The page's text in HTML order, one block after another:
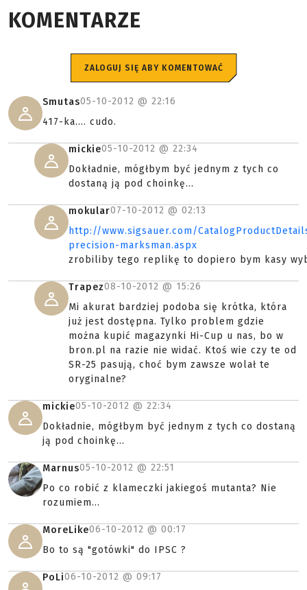
KOMENTARZE
ZALOGUJ SIĘ ABY KOMENTOWAĆ
Smutas05-10-2012 @ 22:16
417-ka.... cudo.
mickie05-10-2012 @ 22:34
Dokładnie, mógłbym być jednym z tych co
dostaną ją pod choinkę...
mokular07-10-2012 @ 02:13
http://www.sigsauer.com/
precision-marksman.aspx
zrobiliby tego replikę to dopiero bym kasy
Trapez08-10-2012 @ 15:26
Mi akurat bardziej podoba się krótka, która
już jest dostępna. Tylko problem gdzie
można kupić magazynki Hi-Cup u nas, bo w
bron.pl na razie nie widać. Ktoś wie czy te od
SR-25 pasują, choć bym zawsze wolał te
oryginalne?
mickie05-10-2012 @ 22:34
Dokładnie, mógłbym być jednym z tych co dostaną
ją pod choinkę...
Marnus05-10-2012 @ 22:51
Po co robić z klameczki jakiegoś mutanta? Nie
rozumiem...
MoreLike06-10-2012 @ 00:17
Bo to są "gotówki" do IPSC ?
PoLi06-10-2012 @ 09:17